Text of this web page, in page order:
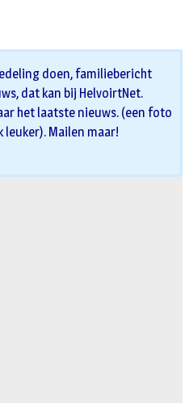
doen, familiebericht
dat kan bij HelvoirtNet.
het laatste nieuws. (een foto
Mailen maar!